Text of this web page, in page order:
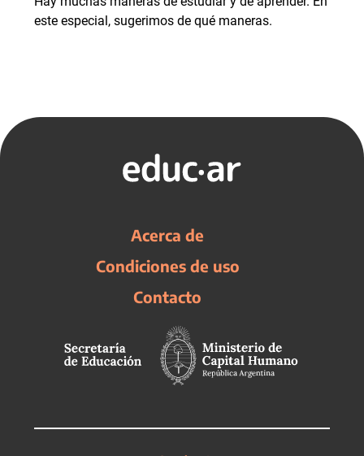
este especial, sugerimos de qué maneras.
Acerca de
Condiciones de uso
Contacto